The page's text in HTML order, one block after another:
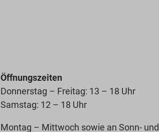
Öffnungszeiten
Donnerstag – Freitag: 13 – 18 Uhr
Samstag: 12 – 18 Uhr
Montag – Mittwoch sowie an Sonn- und